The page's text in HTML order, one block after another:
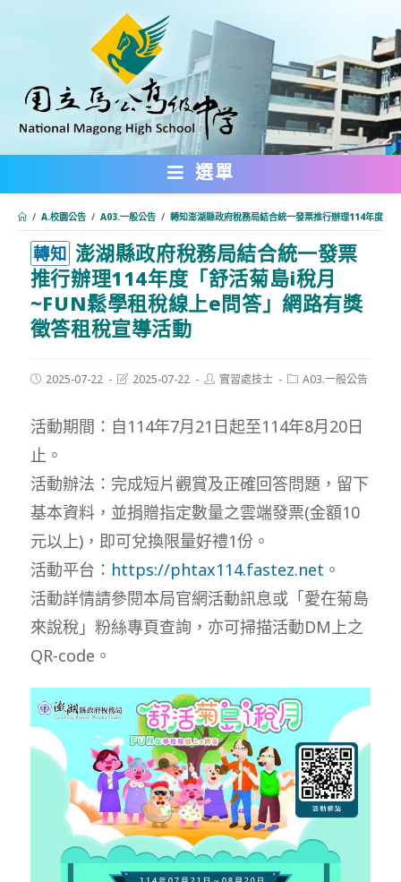
內
選單
/ A.校園公告 / A03.一般公告 / 轉知澎湖縣政府稅務局結合統一發票推行辦理114年度
轉知 澎湖縣政府稅務局結合統一發票
推行辦理114年度「舒活菊島i稅月
~FUN鬆學租稅線上e問答」網路有獎
徵答租稅宣導活動
Post2025-07-22
Post2025-07-22
Post實習處技士
PostA03.一般公告
活動期間：自114年7月21日起至114年8月20日
止。
活動辦法：完成短片觀賞及正確回答問題，留下
基本資料，並捐贈指定數量之雲端發票(金額10
元以上)，即可兌換限量好禮1份。
活動平台： https://phtax114.fastez.net 。
活動詳情請參閱本局官網活動訊息或「愛在菊島
來說稅」粉絲專頁查詢，亦可掃描活動DM上之
QR-code。